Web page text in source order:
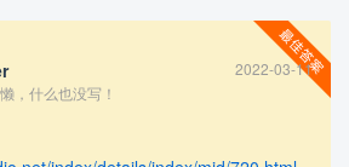
2022-03-11
，什么也没写！